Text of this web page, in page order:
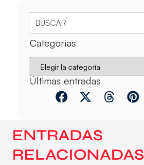
Categorías
Últimas entradas
ENTRADAS
RELACIONADAS